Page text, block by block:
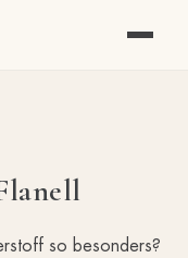
so besonders?